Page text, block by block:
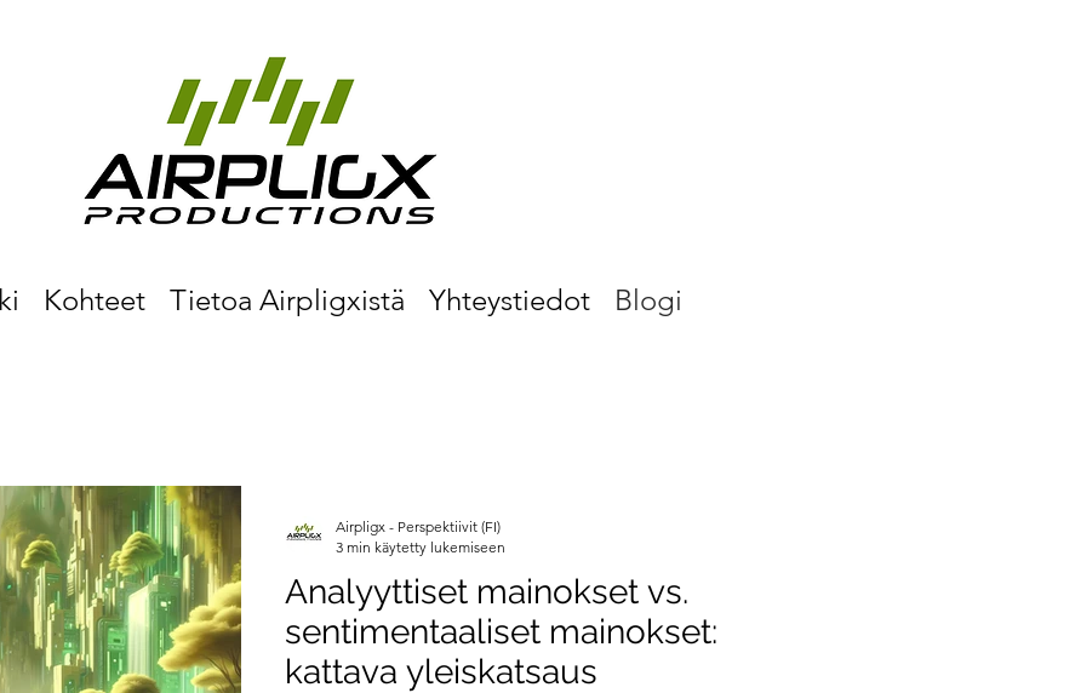
Kohteet Tietoa Airpligxistä Yhteystiedot Blogi
Analyyttiset mainokset vs.
sentimentaaliset mainokset:
kattava yleiskatsaus
Airpligx - Perspektiivit (FI)
3 min käytetty lukemiseen